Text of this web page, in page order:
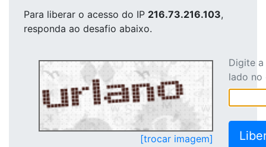
Para liberar o acesso do IP 216.73.216.103,
responda ao desafio abaixo.
[trocar imagem]
Digite
lado no